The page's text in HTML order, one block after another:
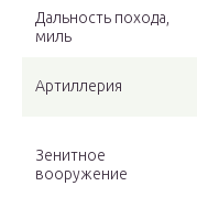
Дальность похода,
миль
Артиллерия
Зенитное
вооружение